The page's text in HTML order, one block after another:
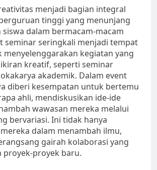
menjadi bagian integral
tinggi yang menunjang
dalam bermacam-macam
seminar seringkali menjadi tempat
kegiatan yang
kreatif, seperti seminar
akademik. Dalam event
diberi kesempatan untuk bertemu
ahli, mendiskusikan ide-ide
wawasan mereka melalui
bervariasi. Ini tidak hanya
dalam menambah ilmu,
gairah kolaborasi yang
proyek-proyek baru.